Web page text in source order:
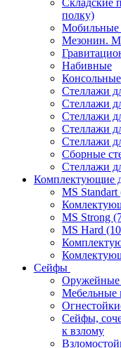
Складские
полку)
Мобильные
Мезонин.
Набивные
Консольные
Стеллажи
Стеллажи
Стеллажи
Стеллажи
Стеллажи
Сборные
Стеллажи
Комплектующие
MS
MS Strong
MS Hard
Сейфы
Мебельные
Сейфы,
к взлому